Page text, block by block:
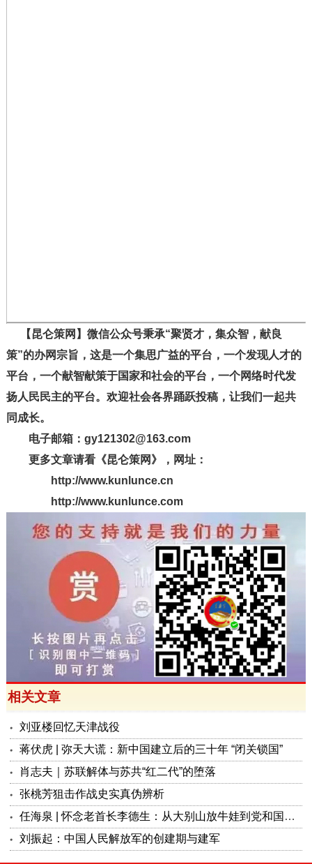
【昆仑策网】微信公众号秉承“聚贤才，集众智，献良
策”的办网宗旨，这是一个集思广益的平台，一个发现人才的
平台，一个献智献策于国家和社会的平台，一个网络时代发
扬人民民主的平台。欢迎社会各界踊跃投稿，让我们一起共
同成长。
电子邮箱：gy121302@163.com
更多文章请看《昆仑策网》，网址：
http://www.kunlunce.cn
http://www.kunlunce.com
相关文章
刘亚楼回忆天津战役
蒋伏虎 | 弥天大谎：新中国建立后的三十年 “闭关锁国”
肖志夫｜苏联解体与苏共“红二代”的堕落
张桃芳狙击作战史实真伪辨析
任海泉 | 怀念老首长李德生：从大别山放牛娃到党和国家领导人
刘振起：中国人民解放军的创建期与建军